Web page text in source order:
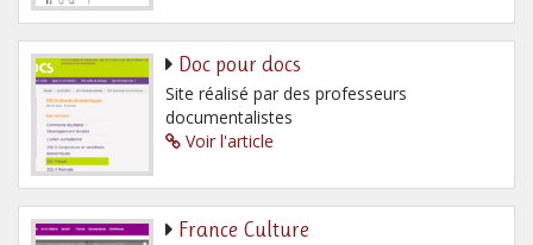
Doc pour docs
Site réalisé par des professeurs
documentalistes
Voir l'article
France Culture